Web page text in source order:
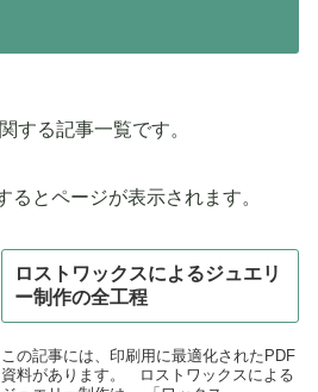
する記事一覧です。
るとページが表示されます。
ロストワックスによるジュエリ
ー制作の全工程
この記事には、印刷用に最適化されたPDF
資料があります。 ロストワックスによる